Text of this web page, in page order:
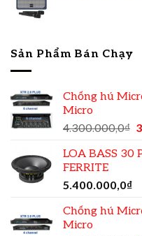
Sản Phẩm Bán Chạy
Chống hú
Micro
4.300.000,0₫
LOA BASS 30
FERRITE
5.400.000,0₫
Chống hú
Micro